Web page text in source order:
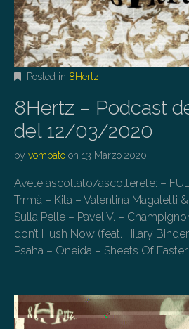
Posted in 8Hertz
8Hertz – Podcast
del 12/03/2020
by vombato on 13 Marzo 2020
Avete ascoltato/ascolterete: –
Trrmà – Kita – Valentina Magaletti
Sulla Pelle – Pavel V. –
don’t Hush Now (feat. Hilary
Psaha – Oneida – Sheets Of Easter